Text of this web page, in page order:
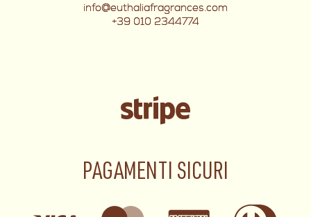
info@euthaliafragrances.com
+39 010 2344774
PAGAMENTI SICURI